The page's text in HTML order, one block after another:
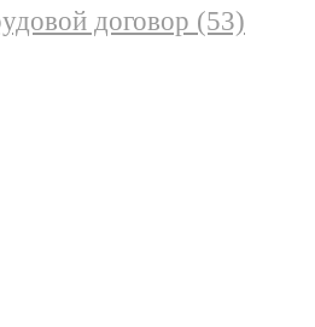
договор (53)